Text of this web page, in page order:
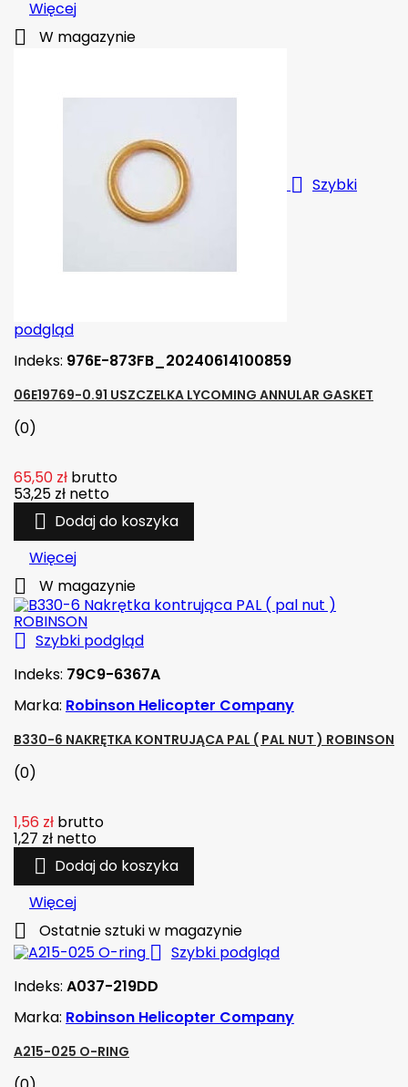
Więcej
 W magazynie
 Szybki
podgląd
Indeks: 976E-873FB_20240614100859
06E19769-0.91 USZCZELKA LYCOMING ANNULAR GASKET
(0)
65,50 zł brutto
53,25 zł netto
 Dodaj do koszyka
Więcej
 W magazynie
 Szybki podgląd
Indeks: 79C9-6367A
Marka: Robinson Helicopter Company
B330-6 NAKRĘTKA KONTRUJĄCA PAL ( PAL NUT ) ROBINSON
(0)
1,56 zł brutto
1,27 zł netto
 Dodaj do koszyka
Więcej
 Ostatnie sztuki w magazynie
 Szybki podgląd
Indeks: A037-219DD
Marka: Robinson Helicopter Company
A215-025 O-RING